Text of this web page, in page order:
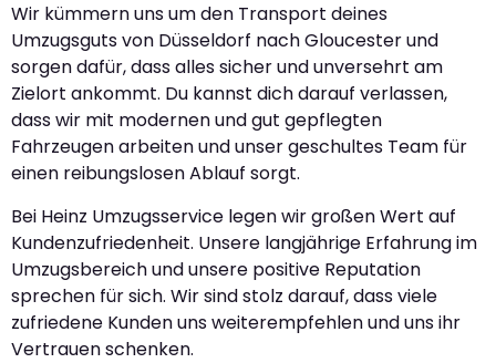
Wir kümmern uns um den Transport deines
Umzugsguts von Düsseldorf nach Gloucester und
sorgen dafür, dass alles sicher und unversehrt am
Zielort ankommt. Du kannst dich darauf verlassen,
dass wir mit modernen und gut gepflegten
Fahrzeugen arbeiten und unser geschultes Team für
einen reibungslosen Ablauf sorgt.
Bei Heinz Umzugsservice legen wir großen Wert auf
Kundenzufriedenheit. Unsere langjährige Erfahrung im
Umzugsbereich und unsere positive Reputation
sprechen für sich. Wir sind stolz darauf, dass viele
zufriedene Kunden uns weiterempfehlen und uns ihr
Vertrauen schenken.